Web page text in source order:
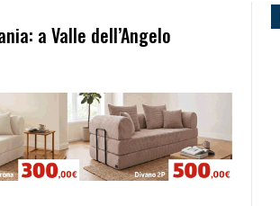
a Valle dell’Angelo